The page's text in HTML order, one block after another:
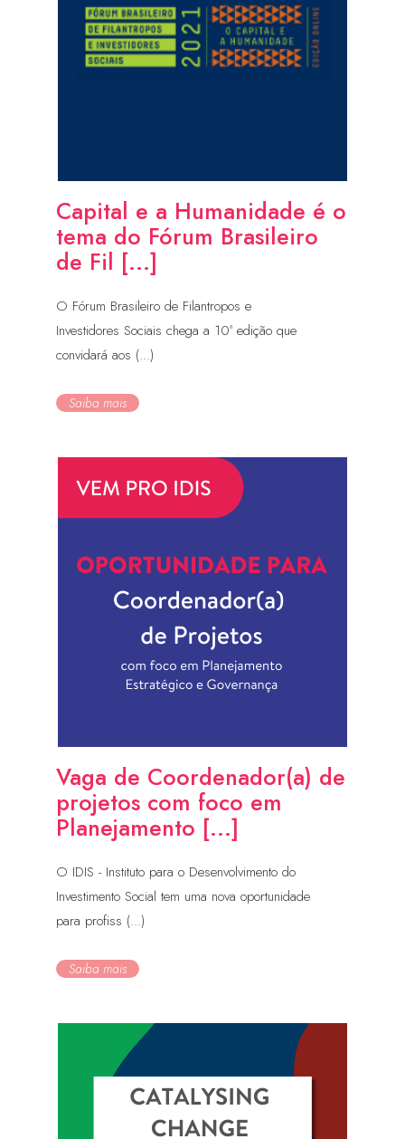
Capital e a Humanidade é o
tema do Fórum Brasileiro
de Fil [...]
O Fórum Brasileiro de Filantropos e
Investidores Sociais chega a 10ª edição que
convidará aos (...)
Saiba mais
Vaga de Coordenador(a) de
projetos com foco em
Planejamento [...]
O IDIS - Instituto para o Desenvolvimento do
Investimento Social tem uma nova oportunidade
para profiss (...)
Saiba mais